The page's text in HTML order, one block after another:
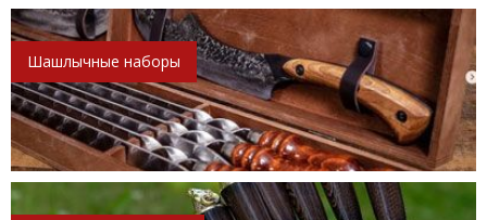
Шашлычные наборы